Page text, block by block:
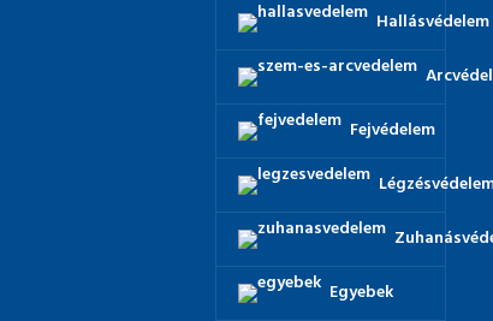
Hallásvédelem
Fejvédelem
Egyebek